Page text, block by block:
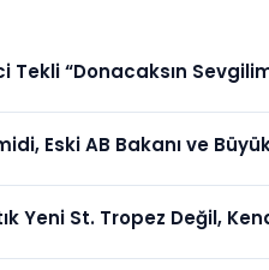
Tekli “Donacaksın
Eski AB Bakanı ve
Yeni St. Tropez Değil,